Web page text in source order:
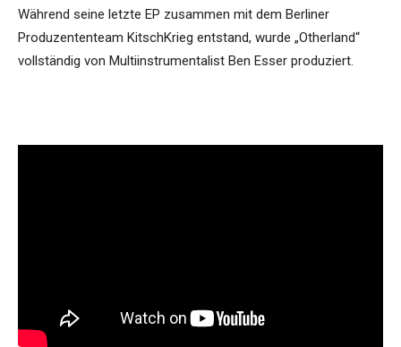
Während seine letzte EP zusammen mit dem Berliner
Produzententeam KitschKrieg entstand, wurde „Otherland“
vollständig von Multiinstrumentalist Ben Esser produziert.